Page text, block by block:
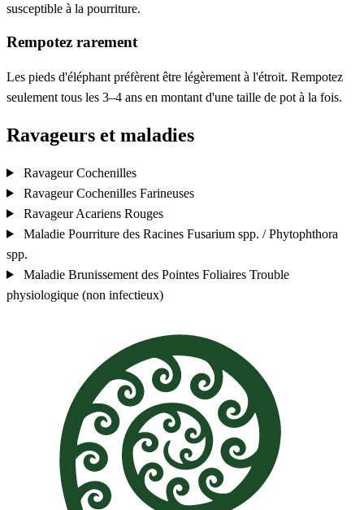
susceptible à la pourriture.
Rempotez rarement
Les pieds d'éléphant préfèrent être légèrement à l'étroit. Rempotez
seulement tous les 3–4 ans en montant d'une taille de pot à la fois.
Ravageurs et maladies
RavageurCochenilles
RavageurCochenilles Farineuses
RavageurAcariens Rouges
Maladie Pourriture des Racines Fusarium spp. / Phytophthora
spp.
Maladie Brunissement des Pointes Foliaires Trouble
physiologique (non infectieux)